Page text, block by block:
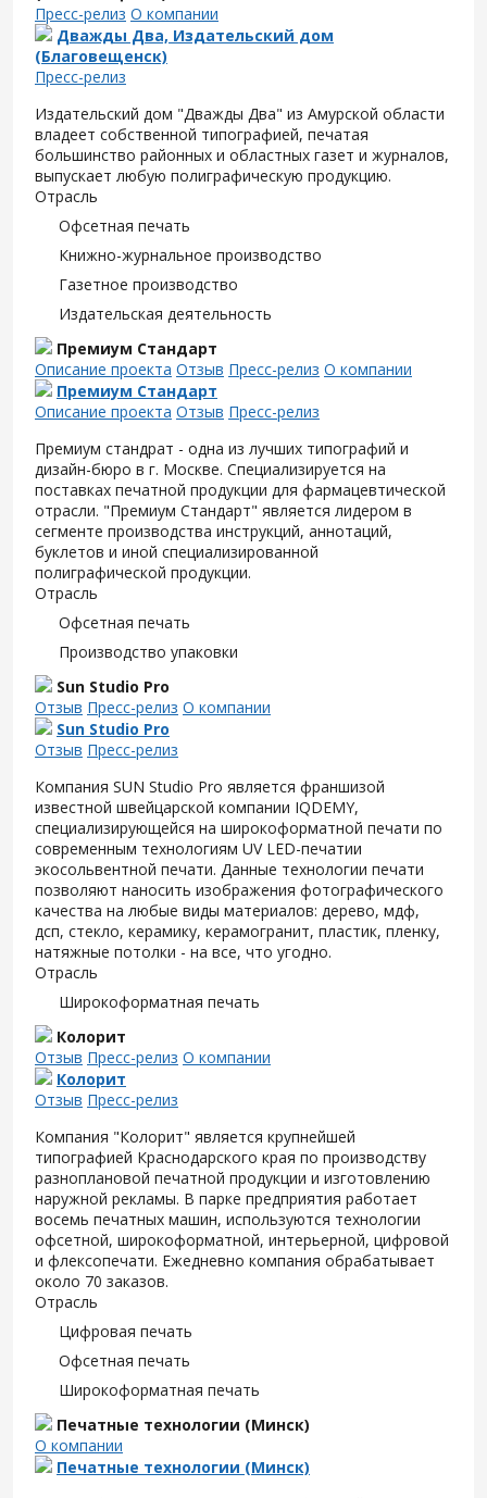
Пресс-релиз О компании
Дважды Два, Издательский дом
(Благовещенск)
Пресс-релиз
Издательский дом "Дважды Два" из Амурской области
владеет собственной типографией, печатая
большинство районных и областных газет и журналов,
выпускает любую полиграфическую продукцию.
Отрасль
Офсетная печать
Книжно-журнальное производство
Газетное производство
Издательская деятельность
Премиум Стандарт
Описание проекта Отзыв Пресс-релиз О компании
Премиум Стандарт
Описание проекта Отзыв Пресс-релиз
Премиум стандрат - одна из лучших типографий и
дизайн-бюро в г. Москве. Специализируется на
поставках печатной продукции для фармацевтической
отрасли. "Премиум Стандарт" является лидером в
сегменте производства инструкций, аннотаций,
буклетов и иной специализированной
полиграфической продукции.
Отрасль
Офсетная печать
Производство упаковки
Sun Studio Pro
Отзыв Пресс-релиз О компании
Sun Studio Pro
Отзыв Пресс-релиз
Компания SUN Studio Pro является франшизой
известной швейцарской компании IQDEMY,
специализирующейся на широкоформатной печати по
современным технологиям UV LED-печатии
экосольвентной печати. Данные технологии печати
позволяют наносить изображения фотографического
качества на любые виды материалов: дерево, мдф,
дсп, стекло, керамику, керамогранит, пластик, пленку,
натяжные потолки - на все, что угодно.
Отрасль
Широкоформатная печать
Колорит
Отзыв Пресс-релиз О компании
Колорит
Отзыв Пресс-релиз
Компания "Колорит" является крупнейшей
типографией Краснодарского края по производству
разноплановой печатной продукции и изготовлению
наружной рекламы. В парке предприятия работает
восемь печатных машин, используются технологии
офсетной, широкоформатной, интерьерной, цифровой
и флексопечати. Ежедневно компания обрабатывает
около 70 заказов.
Отрасль
Цифровая печать
Офсетная печать
Широкоформатная печать
Печатные технологии (Минск)
О компании
Печатные технологии (Минск)